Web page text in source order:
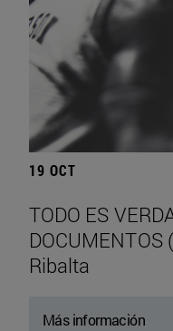
19 OCT
TODO ES
Ribalta
Más información